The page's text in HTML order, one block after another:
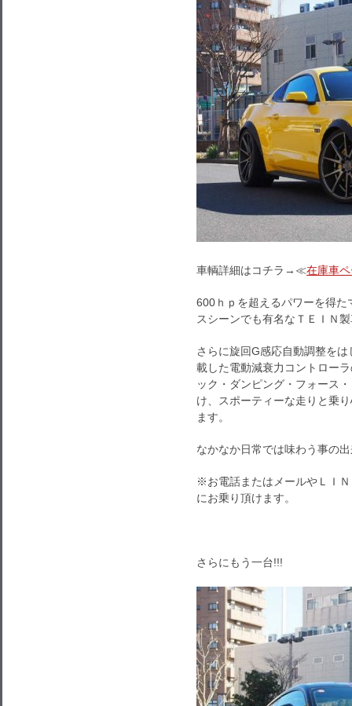
車輌詳細はコチラ→≪在庫車
600ｈｐを超えるパワーを得
スシーンでも有名なＴＥＩＮ
さらに旋回G感応自動調整を
載した電動減衰力コントロー
ック・ダンピング・フォース
け、スポーティーな走りと乗
ます。
なかなか日常では味わう事の
※お電話またはメールやＬＩ
にお乗り頂けます。
さらにもう一台!!!